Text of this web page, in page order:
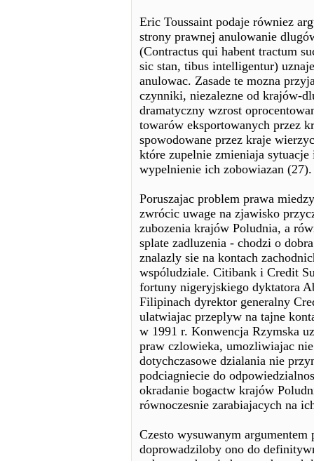
Eric Toussaint podaje równiez
strony prawnej anulowanie
(Contractus qui habent tractum
sic stan, tibus intelligentur)
anulowac. Zasade te mozna
czynniki, niezalezne od krajów-
dramatyczny wzrost
towarów eksportowanych przez
spowodowane przez kraje
które zupelnie zmieniaja
wypelnienie ich zobowiazan (27).
Poruszajac problem prawa
zwrócic uwage na zjawisko
zubozenia krajów Poludnia, a
splate zadluzenia - chodzi o
znalazly sie na kontach
wspóludziale. Citibank i Credit
fortuny nigeryjskiego dyktatora
Filipinach dyrektor generalny
ulatwiajac przeplyw na tajne
w 1991 r. Konwencja Rzymska
praw czlowieka, umozliwiajac
dotychczasowe dzialania nie
podciagniecie do
okradanie bogactw krajów
równoczesnie zarabiajacych na
Czesto wysuwanym
doprowadziloby ono do